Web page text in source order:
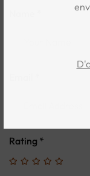
Rating *